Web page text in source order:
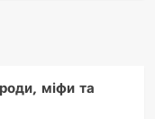
міфи та